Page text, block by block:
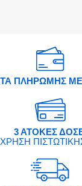
ΠΛΗΡΩΜΗΣ
3 ΑΤΟΚΕΣ